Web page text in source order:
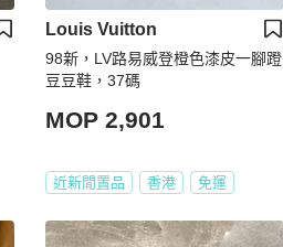
Louis Vuitton
98新，LV路易威登橙色漆皮一腳蹬
豆豆鞋，37碼
MOP 2,901
近新閒置品 香港 免運